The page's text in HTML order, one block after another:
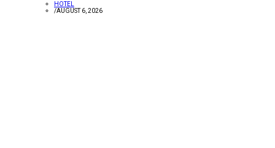
HOTEL
/AUGUST 6, 2026